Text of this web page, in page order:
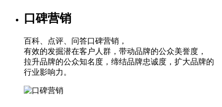
口碑营销
百科、点评、问答口碑营销，
有效的发掘潜在客户人群，带动品牌的公众美誉度，
拉升品牌的公众知名度，缔结品牌忠诚度，扩大品牌的
行业影响力。